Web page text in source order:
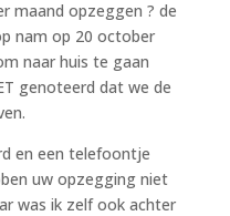
maand opzeggen ? de
nam op 20 october
naar huis te gaan
genoteerd dat we de
en een telefoontje
uw opzegging niet
was ik zelf ook achter